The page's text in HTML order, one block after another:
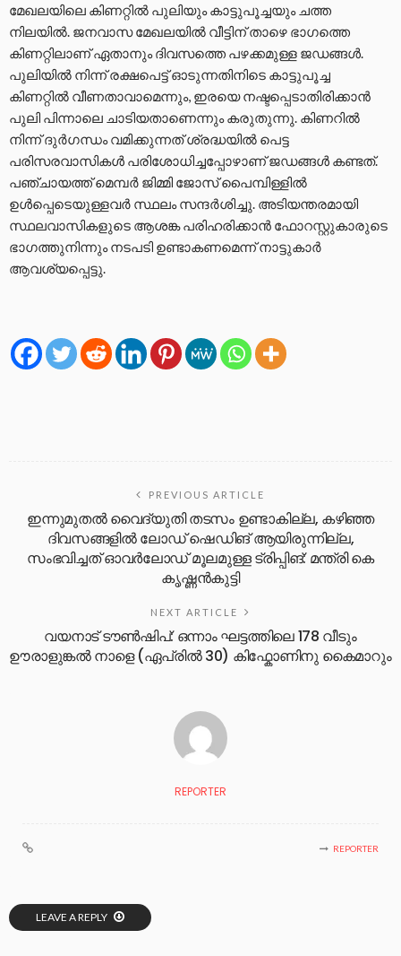
മേഖലയിലെ കിണറ്റിൽ പുലിയും കാട്ടുപൂച്ചയും ചത്ത
നിലയിൽ. ജനവാസ മേഖലയിൽ വീട്ടിന് താഴെ ഭാഗത്തെ
കിണറ്റിലാണ് ഏതാനും ദിവസത്തെ പഴക്കമുള്ള ജഡങ്ങൾ.
പുലിയിൽ നിന്ന് രക്ഷപെട്ട് ഓടുന്നതിനിടെ കാട്ടുപൂച്ച
കിണറ്റിൽ വീണതാവാമെന്നും, ഇരയെ നഷ്ടപ്പെടാതിരിക്കാൻ
പുലി പിന്നാലെ ചാടിയതാണെന്നും കരുതുന്നു. കിണറിൽ
നിന്ന് ദുർഗന്ധം വമിക്കുന്നത് ശ്രദ്ധയിൽ പെട്ട
പരിസരവാസികൾ പരിശോധിച്ചപ്പോഴാണ് ജഡങ്ങൾ കണ്ടത്.
പഞ്ചായത്ത് മെമ്പർ ജിമ്മി ജോസ് പൈമ്പിള്ളിൽ
ഉൾപ്പെടെയുള്ളവർ സ്ഥലം സന്ദർശിച്ചു. അടിയന്തരമായി
സ്ഥലവാസികളുടെ ആശങ്ക പരിഹരിക്കാൻ ഫോറസ്റ്റുകാരുടെ
ഭാഗത്തുനിന്നും നടപടി ഉണ്ടാകണമെന്ന് നാട്ടുകാർ
ആവശ്യപ്പെട്ടു.
PREVIOUS ARTICLE
ഇന്നുമുതല്‍ വൈദ്യുതി തടസം ഉണ്ടാകില്ല, കഴിഞ്ഞ
ദിവസങ്ങളില്‍ ലോഡ് ഷെഡിങ് ആയിരുന്നില്ല,
സംഭവിച്ചത് ഓവര്‍ലോഡ് മൂലമുള്ള ട്രിപ്പിങ്: മന്ത്രി കെ
കൃഷ്ണന്‍കുട്ടി
NEXT ARTICLE
വയനാട് ടൗൺഷിപ്: ഒന്നാം ഘട്ടത്തിലെ 178 വീടും
ഊരാളുങ്കൽ നാളെ (ഏപ്രിൽ 30) കിഫ്കോണിനു കൈമാറും
REPORTER
REPORTER
LEAVE A REPLY